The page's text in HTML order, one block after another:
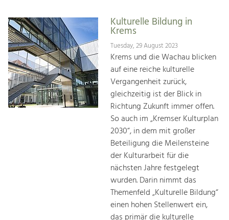
Kulturelle Bildung in
Krems
Tuesday, 29 August 2023
Krems und die Wachau blicken
auf eine reiche kulturelle
Vergangenheit zurück,
gleichzeitig ist der Blick in
Richtung Zukunft immer offen.
So auch im „Kremser Kulturplan
2030“, in dem mit großer
Beteiligung die Meilensteine
der Kulturarbeit für die
nächsten Jahre festgelegt
wurden. Darin nimmt das
Themenfeld „Kulturelle Bildung“
einen hohen Stellenwert ein,